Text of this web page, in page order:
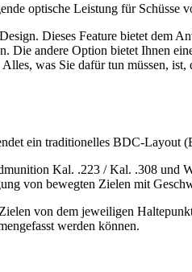
optische Leistung für Schüsse
Dieses Feature bietet dem
andere Option bietet Ihnen
was Sie dafür tun müssen,
ein traditionelles BDC-Layout
Kal. .223 / Kal. .308 und
von bewegten Zielen mit
von dem jeweiligen
werden können.